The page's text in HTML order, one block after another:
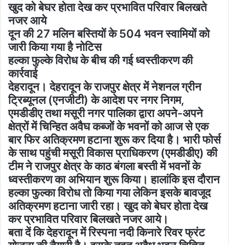
खुद को बेघर होता देख कर प्रभावित परिवार बिलखते
नजर आये
दून की 27 मलिन बस्तियों के 504 भवन स्वामियों को
जारी किया गया है नोटिस
हल्का फुल्के विरोध के बीच की गई ध्वस्तीकरण की
कार्रवाई
देहरादून। देहरादून के राजपुर क्षेत्र में नेशनल ग्रीन
ट्रिब्यूनल (एनजीटी) के आदेश पर नगर निगम,
एमडीडीए तथा मसूरी नगर पालिका द्वारा अपने-अपने
क्षेत्रों में चिन्हित अवैघ कब्जों के भवनों को आज से एक
बार फिर अतिक्रमण हटाना शुरू कर दिया है। भारी फोर्स
के साथ पहुंची मसूरी विकास प्राधिकरण (एमडीडीए) की
टीम ने राजपुर क्षेत्र के काठ बंगला बस्ती में भवनों के
ध्वस्तीकरण का अभियान शुरू किया। हालांकि इस दौरान
हल्का फुल्का विरोध तो किया गया लेकिन इसके बावजूद
अतिक्रमण हटाना जारी रहा। खुद को बेघर होता देख
कर प्रभावित परिवार बिलखते नजर आये।
बता दें कि देहरादून में रिस्पना नदी किनारे रिवर फ्रंट